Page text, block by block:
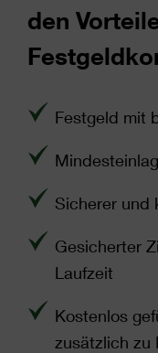
den
Festgeld mit
Sicherer und
Gesicherter
Laufzeit
Kostenlos
zusätzlich zu